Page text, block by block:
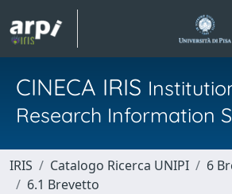
CINECA IRIS
Research Information
IRIS Catalogo Ricerca UNIPI
6
6.1 Brevetto